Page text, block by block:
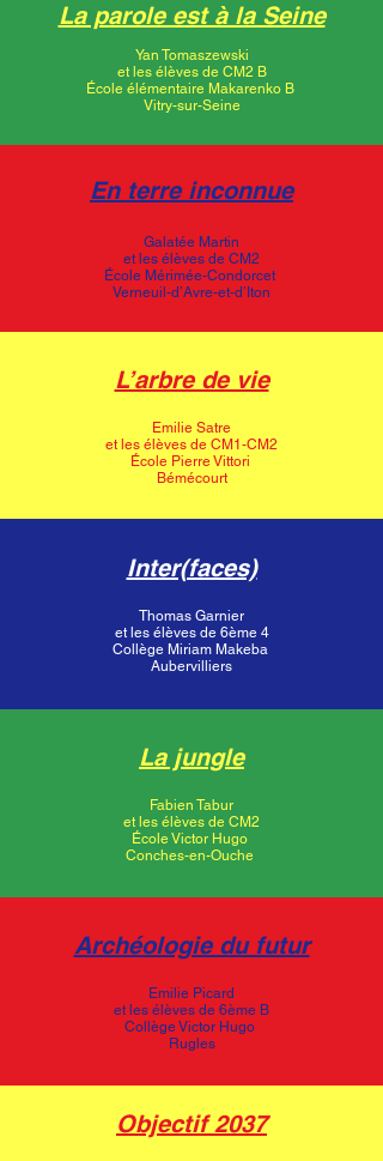
La parole est à la Seine
Yan Tomaszewski
et les élèves de CM2 B
École élémentaire Makarenko B
Vitry-sur-Seine
En terre inconnue
Galatée Martin
et les élèves de CM2
École Mérimée-Condorcet
Verneuil-d’Avre-et-d’Iton
L’arbre de vie
Emilie Satre
et les élèves de CM1-CM2
École Pierre Vittori
Bémécourt
Inter(faces)
Thomas Garnier
et les élèves de 6ème 4
Collège Miriam Makeba
Aubervilliers
La jungle
Fabien Tabur
et les élèves de CM2
École Victor Hugo
Conches-en-Ouche
Archéologie du futur
Emilie Picard
et les élèves de 6ème B
Collège Victor Hugo
Rugles
Objectif 2037